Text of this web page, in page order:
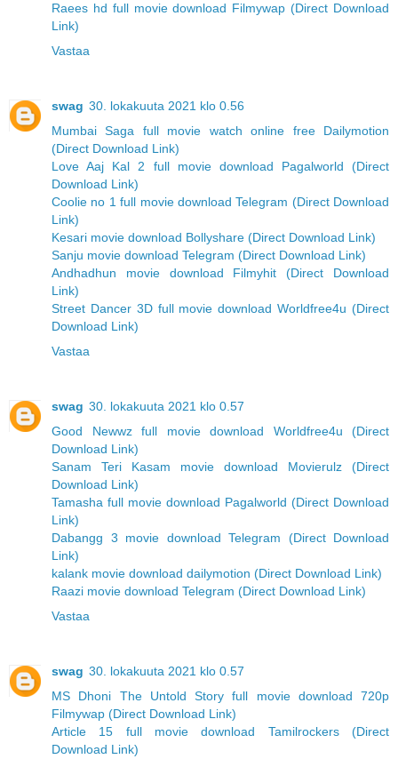
Raees hd full movie download Filmywap (Direct Download
Link)
Vastaa
swag 30. lokakuuta 2021 klo 0.56
Mumbai Saga full movie watch online free Dailymotion
(Direct Download Link)
Love Aaj Kal 2 full movie download Pagalworld (Direct
Download Link)
Coolie no 1 full movie download Telegram (Direct Download
Link)
Kesari movie download Bollyshare (Direct Download Link)
Sanju movie download Telegram (Direct Download Link)
Andhadhun movie download Filmyhit (Direct Download
Link)
Street Dancer 3D full movie download Worldfree4u (Direct
Download Link)
Vastaa
swag 30. lokakuuta 2021 klo 0.57
Good Newwz full movie download Worldfree4u (Direct
Download Link)
Sanam Teri Kasam movie download Movierulz (Direct
Download Link)
Tamasha full movie download Pagalworld (Direct Download
Link)
Dabangg 3 movie download Telegram (Direct Download
Link)
kalank movie download dailymotion (Direct Download Link)
Raazi movie download Telegram (Direct Download Link)
Vastaa
swag 30. lokakuuta 2021 klo 0.57
MS Dhoni The Untold Story full movie download 720p
Filmywap (Direct Download Link)
Article 15 full movie download Tamilrockers (Direct
Download Link)